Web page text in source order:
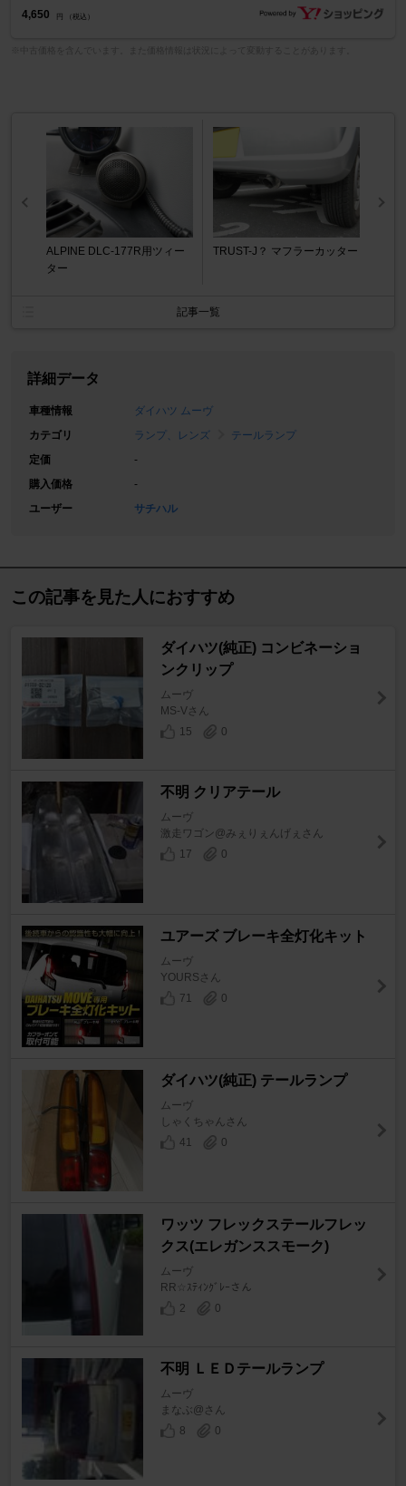
4,650 円 （税込）
ALPINE DLC-177R用ツィー
ター
TRUST-J？ マフラーカッター
記事一覧
詳細データ
車種情報
ダイハツ ムーヴ
カテゴリ
ランプ、レンズ
テールランプ
定価
-
購入価格
-
ユーザー
サチハル
この記事を見た人におすすめ
ダイハツ(純正) コンビネーショ
ンクリップ
ムーヴ
MS-Vさん
15
0
不明 クリアテール
ムーヴ
激走ワゴン@みぇりぇんげぇさん
17
0
ユアーズ ブレーキ全灯化キット
ムーヴ
YOURSさん
71
0
ダイハツ(純正) テールランプ
ムーヴ
しゃくちゃんさん
41
0
ワッツ フレックステールフレッ
クス(エレガンススモーク)
ムーヴ
RR☆ｽﾃｨﾝｸﾞﾚｰさん
2
0
不明 ＬＥＤテールランプ
ムーヴ
まなぶ@さん
8
0